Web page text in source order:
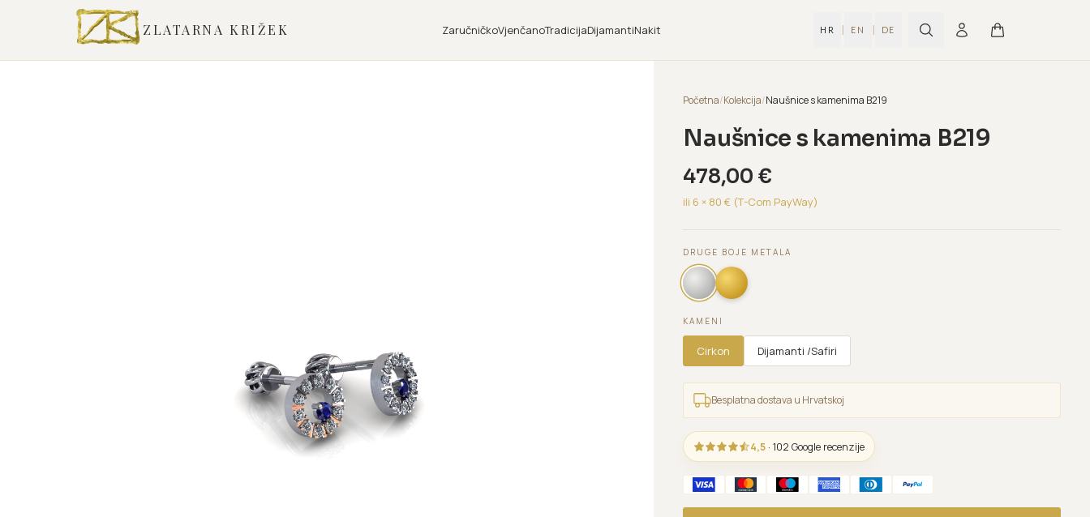
ZLATARNA KRIŽEK ZaručničkoVjenčanoTradicijaDijamantiNakit HR | EN | DE
Početna/Kolekcija/Naušnice s kamenima B219
Naušnice s kamenima B219
478,00 €
ili 6 × 80 € (T-Com PayWay)
DRUGE BOJE METALA
KAMENI
Cirkon Dijamanti /Safiri
Besplatna dostava u Hrvatskoj
4,5 · 102 Google recenzije